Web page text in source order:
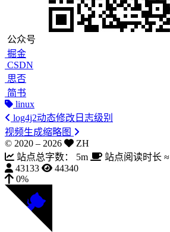
公众号
掘金
CSDN
思否
简书
linux
log4j2动态修改日志级别
视频生成缩略图
© 2020 – 2026
ZH
站点总字数：
5m 站点阅读时长 ≈
43133
44340
0%